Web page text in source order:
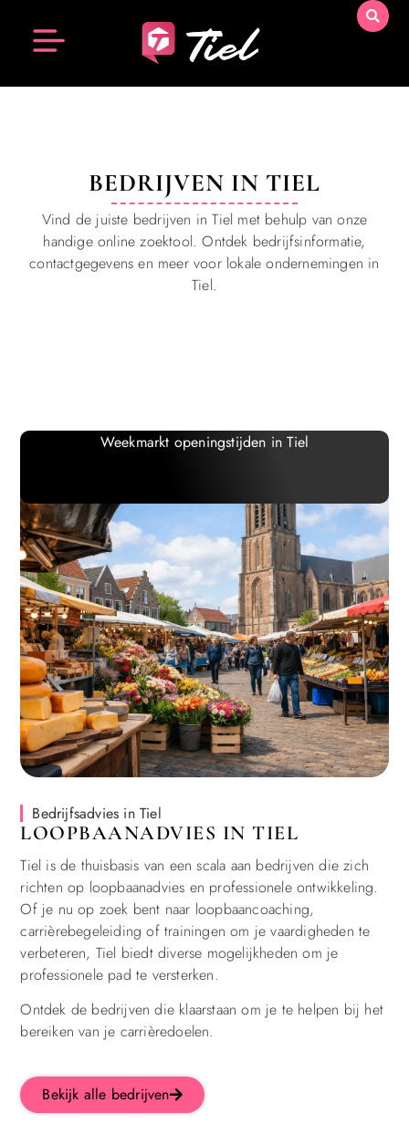
BEDRIJVEN IN TIEL
Vind de juiste bedrijven in Tiel met behulp van onze
handige online zoektool. Ontdek bedrijfsinformatie,
contactgegevens en meer voor lokale ondernemingen in
Tiel.
Weekmarkt openingstijden in Tiel
Bedrijfsadvies in Tiel
LOOPBAANADVIES IN TIEL
Tiel is de thuisbasis van een scala aan bedrijven die zich
richten op loopbaanadvies en professionele ontwikkeling.
Of je nu op zoek bent naar loopbaancoaching,
carrièrebegeleiding of trainingen om je vaardigheden te
verbeteren, Tiel biedt diverse mogelijkheden om je
professionele pad te versterken.
Ontdek de bedrijven die klaarstaan om je te helpen bij het
bereiken van je carrièredoelen.
Bekijk alle bedrijven